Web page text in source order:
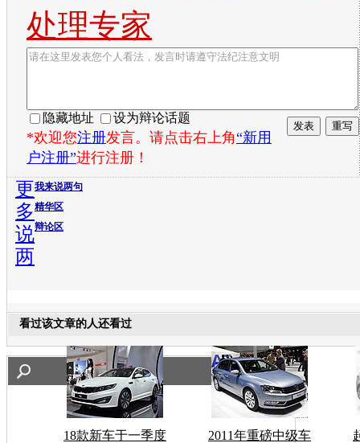
处理专家
隐藏地址 设为辩论话题
*欢迎您注册发言。请点击右上角“新用
户注册”进行注册！
我来说两句
精华区
辩论区
更
多
说
两
看过该文章的人还看过
18款新车于一季度
2011年重磅中级车